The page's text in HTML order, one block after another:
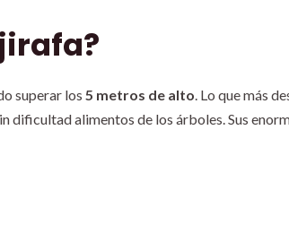
superar los 5 metros de alto . Lo que más
dificultad alimentos de los árboles. Sus